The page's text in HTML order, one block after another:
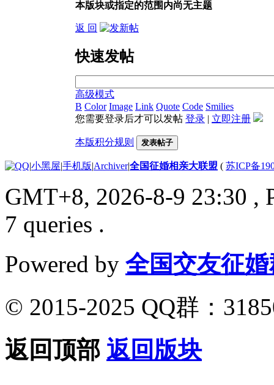
本版块或指定的范围内尚无主题
返 回
快速发帖
高级模式
B Color Image Link Quote Code Smilies
您需要登录后才可以发帖 登录 | 立即注册
本版积分规则 发表帖子
|小黑屋|手机版|Archiver|全国征婚相亲大联盟 ( 苏ICP备
GMT+8, 2026-8-9 23:30 ,
7 queries .
Powered by 全国交友征婚
© 2015-2025 QQ群：
返回顶部 返回版块